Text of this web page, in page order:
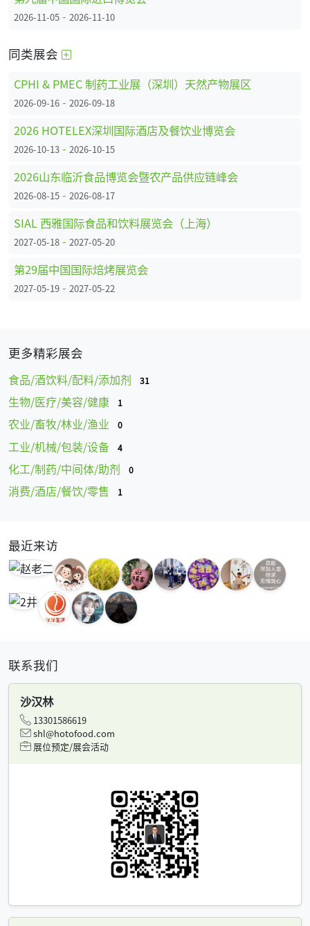
2026-11-05 - 2026-11-10
同类展会
CPHI & PMEC 制药工业展（深圳）天然产物展区
2026-09-16 - 2026-09-18
2026 HOTELEX深圳国际酒店及餐饮业博览会
2026-10-13 - 2026-10-15
2026山东临沂食品博览会暨农产品供应链峰会
2026-08-15 - 2026-08-17
SIAL 西雅国际食品和饮料展览会（上海）
2027-05-18 - 2027-05-20
第29届中国国际焙烤展览会
2027-05-19 - 2027-05-22
更多精彩展会
食品/酒饮料/配料/添加剂 31
生物/医疗/美容/健康 1
农业/畜牧/林业/渔业 0
工业/机械/包装/设备 4
化工/制药/中间体/助剂 0
消费/酒店/餐饮/零售 1
最近来访
联系我们
沙汉林
13301586619
shl@hotofood.com
展位预定/展会活动